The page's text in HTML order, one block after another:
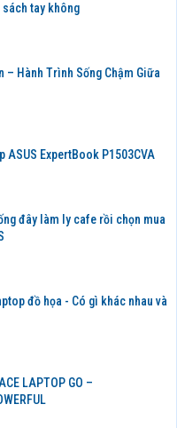
tay không
– Hành Trình Sống Chậm Giữa
ASUS ExpertBook P1503CVA
đây làm ly cafe rồi chọn mua
đồ họa - Có gì khác nhau và
LAPTOP GO –